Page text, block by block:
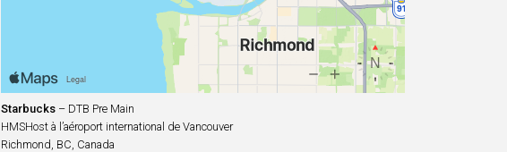
Starbucks – DTB Pre Main
HMSHost à l’aéroport international de Vancouver
Richmond, BC, Canada